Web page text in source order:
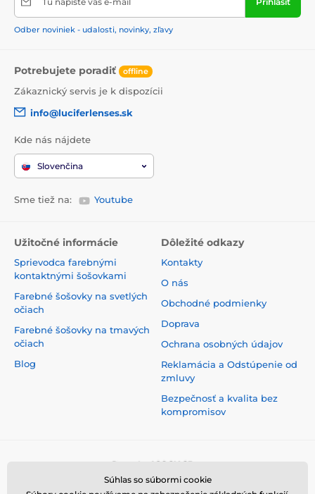
Odber noviniek - udalosti, novinky, zľavy
Potrebujete poradiť offline
Zákaznický servis je k dispozícii
info@luciferlenses.sk
Kde nás nájdete
Slovenčina
Sme tiež na: Youtube
Užitočné informácie
Sprievodca farebnými
kontaktnými šošovkami
Farebné šošovky na svetlých
očiach
Farebné šošovky na tmavých
očiach
Blog
Dôležité odkazy
Kontakty
O nás
Obchodné podmienky
Doprava
Ochrana osobných údajov
Reklamácia a Odstúpenie od
zmluvy
Bezpečnosť a kvalita bez
kompromisov
Súhlas so súbormi cookie